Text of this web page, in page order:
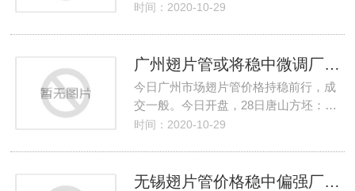
时间：2020-10-29
广州翅片管或将稳中微调厂家并未跟涨按需补库
今日广州市场翅片管价格持稳前行，成
交一般。今日开盘，28日唐山方坯：…
时间：2020-10-29
无锡翅片管价格稳中偏强厂家跟涨出货为主